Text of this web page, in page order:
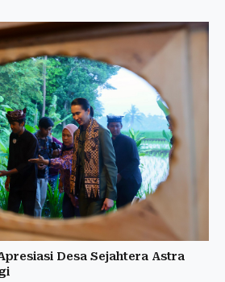
Desa Sejahtera Astra